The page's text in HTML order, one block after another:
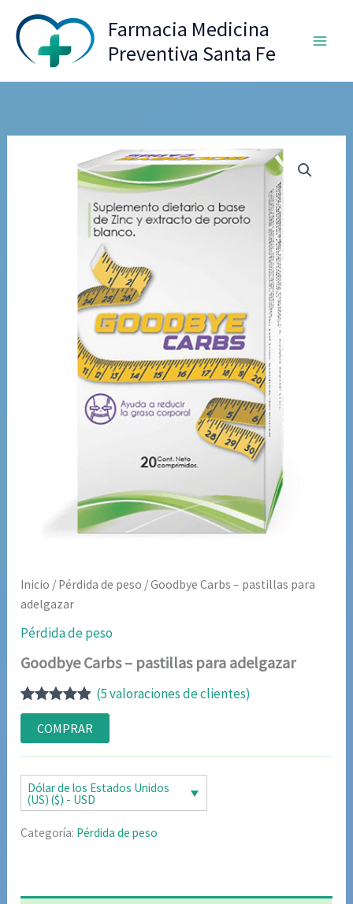
contenido
Farmacia Medicina
Preventiva Santa Fe
Inicio / Pérdida de peso / Goodbye Carbs – pastillas para
adelgazar
Pérdida de peso
Goodbye Carbs – pastillas para adelgazar
Valorado
con4.80de
5 en base
a
5
de clientes
(5valoraciones de clientes)
COMPRAR
Dólar de los Estados Unidos
(US) ($) - USD
Categoría: Pérdida de peso